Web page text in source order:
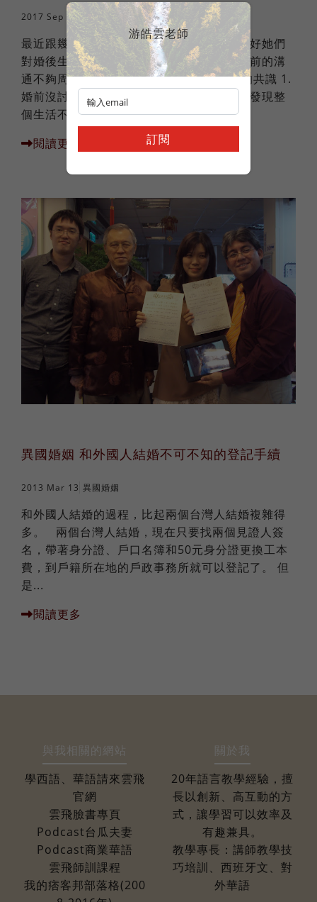
2017 Sep 01 異國婚姻
最近跟幾個學生時期的女性老朋友聯絡，剛好她們
對婚後生活都有些失望，我聽起來，都與婚前的溝
通不夠周延有關。 住處、工作、金錢分配的共識 1.
婚前沒討論好婚後要住哪裡，等住進婆家才發現整
個生活不...
閱讀更多
異國婚姻 和外國人結婚不可不知的登記手續
2013 Mar 13 異國婚姻
和外國人結婚的過程，比起兩個台灣人結婚複雜得
多。 兩個台灣人結婚，現在只要找兩個見證人簽
名，帶著身分證、戶口名簿和50元身分證更換工本
費，到戶籍所在地的戶政事務所就可以登記了。 但
是...
閱讀更多
與我相關的網站
學西語、華語請來雲飛
官網
雲飛臉書專頁
Podcast台瓜夫妻
Podcast商業華語
雲飛師訓課程
我的痞客邦部落格(200
關於我
20年語言教學經驗，擅
長以創新、高互動的方
式，讓學習可以效率及
有趣兼具。
教學專長：講師教學技
巧培訓、西班牙文、對
外華語
游皓雲老師
訂閱